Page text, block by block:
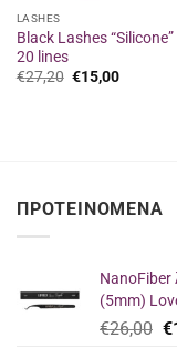
LASHES
Black Lashes
20 lines
€27,20 Original
price
€15,00Η
ΠΡΟΤΕΙΝΌΜΕΝΑ
NanoFiber
(5mm)
€26,00 €